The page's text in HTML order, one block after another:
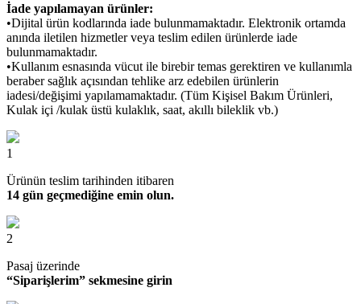
İade yapılamayan ürünler:
•Dijital ürün kodlarında iade bulunmamaktadır. Elektronik ortamda
anında iletilen hizmetler veya teslim edilen ürünlerde iade
bulunmamaktadır.
•Kullanım esnasında vücut ile birebir temas gerektiren ve kullanımla
beraber sağlık açısından tehlike arz edebilen ürünlerin
iadesi/değişimi yapılamamaktadır. (Tüm Kişisel Bakım Ürünleri,
Kulak içi /kulak üstü kulaklık, saat, akıllı bileklik vb.)
1
Ürünün teslim tarihinden itibaren
14 gün geçmediğine emin olun.
2
Pasaj üzerinde
“Siparişlerim” sekmesine girin